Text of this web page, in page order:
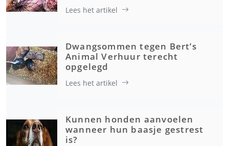
Lees het artikel
Dwangsommen tegen Bert’s
Animal Verhuur terecht
opgelegd
Lees het artikel
Kunnen honden aanvoelen
wanneer hun baasje gestrest
is?